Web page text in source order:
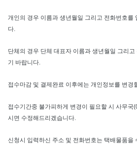
개인의 경우 이름과 생년월일 그리고 전화번호를
다.
단체의 경우 단체 대표자 이름과 생년월일 그리고
기 바랍니다.
접수마감 및 결제완료 이후에는 개인정보를 변경
접수기간중 불가피하게 변경이 필요할 시 사무
시면 수정해드리겠습니다.
신청시 입력하신 주소 및 전화번호는 택배물품을